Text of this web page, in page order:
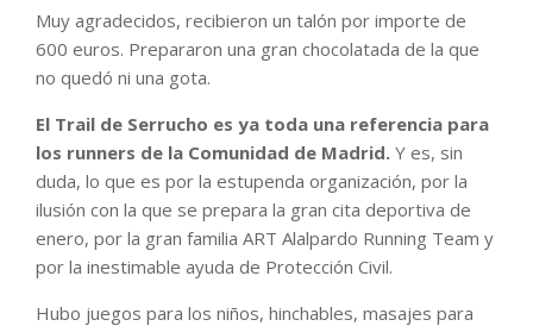
Muy agradecidos, recibieron un talón por importe de
600 euros. Prepararon una gran chocolatada de la que
no quedó ni una gota.
El Trail de Serrucho es ya toda una referencia para
los runners de la Comunidad de Madrid. Y es, sin
duda, lo que es por la estupenda organización, por la
ilusión con la que se prepara la gran cita deportiva de
enero, por la gran familia ART Alalpardo Running Team y
por la inestimable ayuda de Protección Civil.
Hubo juegos para los niños, hinchables, masajes para